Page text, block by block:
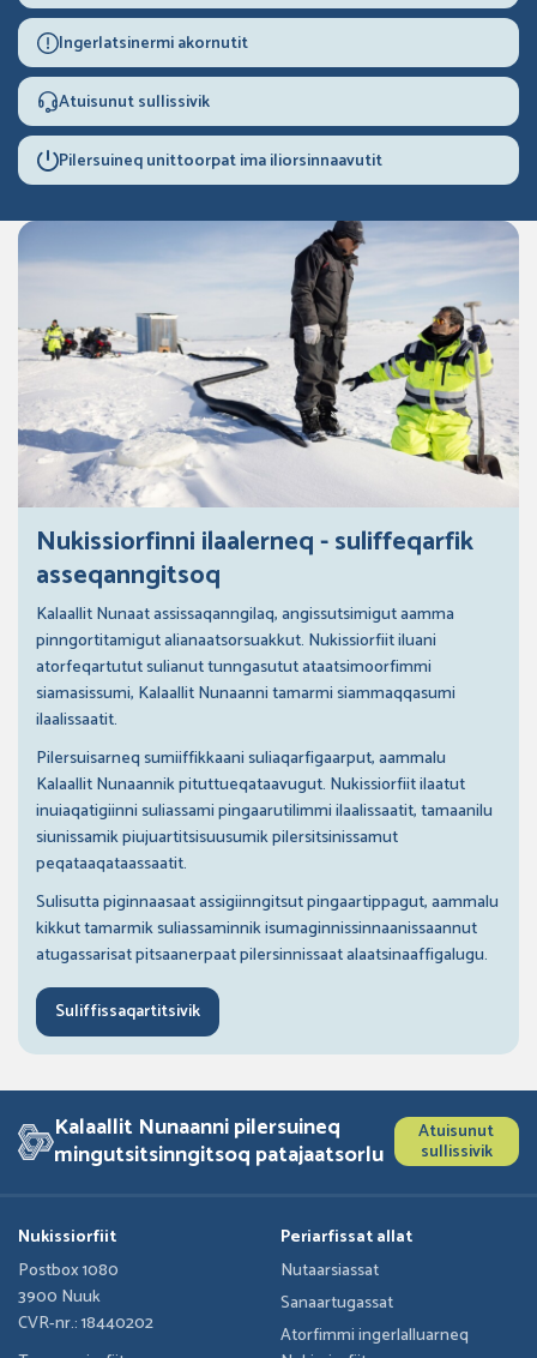
Ingerlatsinermi akornutit
Atuisunut sullissivik
Pilersuineq unittoorpat ima iliorsinnaavutit
Nukissiorfinni ilaalerneq - suliffeqarfik
asseqanngitsoq
Kalaallit Nunaat assissaqanngilaq, angissutsimigut aamma
pinngortitamigut alianaatsorsuakkut. Nukissiorfiit iluani
atorfeqartutut sulianut tunngasutut ataatsimoorfimmi
siamasissumi, Kalaallit Nunaanni tamarmi siammaqqasumi
ilaalissaatit.
Pilersuisarneq sumiiffikkaani suliaqarfigaarput, aammalu
Kalaallit Nunaannik pituttueqataavugut. Nukissiorfiit ilaatut
inuiaqatigiinni suliassami pingaarutilimmi ilaalissaatit, tamaanilu
siunissamik piujuartitsisuusumik pilersitsinissamut
peqataaqataassaatit.
Sulisutta piginnaasaat assigiinngitsut pingaartippagut, aammalu
kikkut tamarmik suliassaminnik isumaginnissinnaanissaannut
atugassarisat pitsaanerpaat pilersinnissaat alaatsinaaffigalugu.
Suliffissaqartitsivik
Kalaallit Nunaanni pilersuineq
mingutsitsinngitsoq patajaatsorlu
Atuisunut
sullissivik
Nukissiorfiit
Postbox 1080
3900 Nuuk
CVR-nr.: 18440202
Periarfissat allat
Nutaarsiassat
Sanaartugassat
Atorfimmi ingerlalluarneq